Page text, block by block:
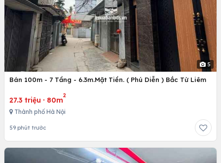
5
Bán 100m - 7 Tầng - 6.3m.Mặt Tiền. ( Phú Diễn ) Bắc Từ Liêm
27.3 triệu · 80m
2
Thành phố Hà Nội
59 phút trước